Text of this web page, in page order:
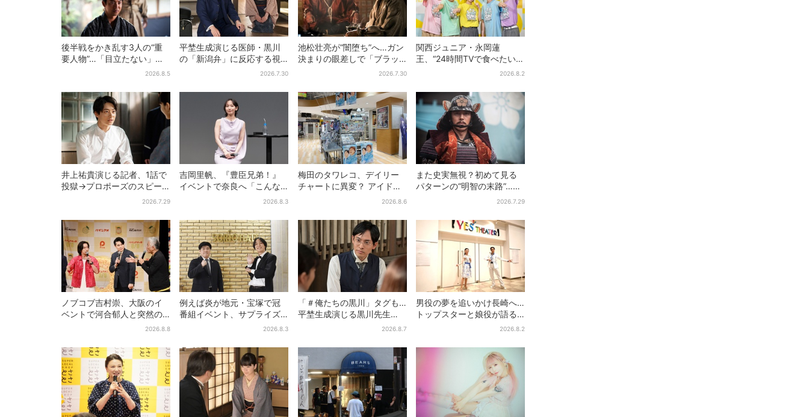
後半戦をかき乱す3人の“重
要人物”…「目立たない」主
人公・仲野太賀も、モブキ
2026.8.5
平埜生成演じる医師・黒川
の「新潟弁」に反応する視
聴者続出「グッときた」2026.7.30
池松壮亮が“闇堕ち”へ…ガン
決まりの眼差しで「ブラッ
ク秀吉がログイン」【豊臣
2026.7.30
関西ジュニア・永岡蓮
王、“24時間TVで食べたい差
し入れ”は？「キッチンカー
2026.8.2
井上祐貴演じる記者、1話で
投獄→プロポーズのスピー
ド感に視聴者驚き「横沢さ
2026.7.29
吉岡里帆、『豊臣兄弟！』
イベントで奈良へ「こんな
に楽しんでもらえてうれし
2026.8.3
梅田のタワレコ、デイリー
チャートに異変？ アイドル
に混じり“マユリカ”が1位
は
2026.8.6
また史実無視？初めて見る
パターンの“明智の末路”…実
は、ありえなくもない！？
2026.7.29
ノブコブ吉村崇、大阪のイ
ベントで河合郁人と突然の
サシトーク…名物プロデュー
ってる！」
2026.8.8
例えば炎が地元・宝塚で冠
番組イベント、サプライズ
に会場騒然「まさか本人が
2026.8.3
「＃俺たちの黒川」タグも…
平埜生成演じる黒川先生
の“退場”にSNS悲鳴「もっと
2026.8.7
男役の夢を追いかけ長崎へ…
トップスターと娘役が語る
「ハウステンボス歌劇団」
2026.8.2